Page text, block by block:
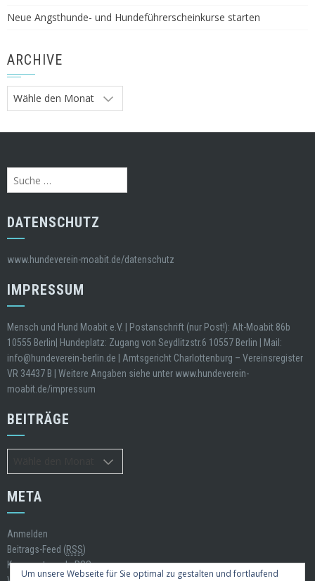
Neue Angsthunde- und Hundeführerscheinkurse starten
ARCHIVE
Archive
Suche
nach:
DATENSCHUTZ
www.hundeverein-moabit.de/datenschutz
IMPRESSUM
Mensch und Hund Moabit e.V. | Postanschrift (nur Post!): Alt-Moabit 86b
10555 Berlin| Hundeplatz: Zugang von Seydlitzstr.6 10557 Berlin | Mail:
info@hundeverein-berlin.de | Amtsgericht Charlottenburg – Vereinsregister
VR 34437 B | Weitere Angaben siehe unter www.hundeverein-
moabit.de/impressum
BEITRÄGE
META
Anmelden
Beitrags-Feed (RSS)
Kommentare alsRSS
Um unsere Webseite für Sie optimal zu gestalten und fortlaufend